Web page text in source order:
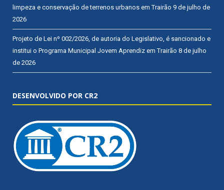
limpeza e conservação de terrenos urbanos em Trairão 9 de julho de
2026
Projeto de Lei nº 002/2026, de autoria do Legislativo, é sancionado e
institui o Programa Municipal Jovem Aprendiz em Trairão 8 de julho
de 2026
DESENVOLVIDO POR CR2